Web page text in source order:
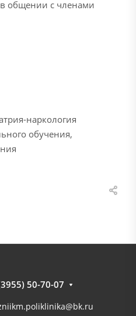
общении с членами
наркология
обучения,
50-70-07